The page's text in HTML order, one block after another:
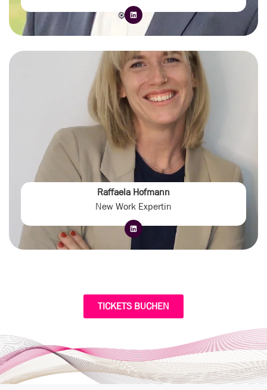
Raffaela Hofmann
New Work Expertin
TICKETS BUCHEN